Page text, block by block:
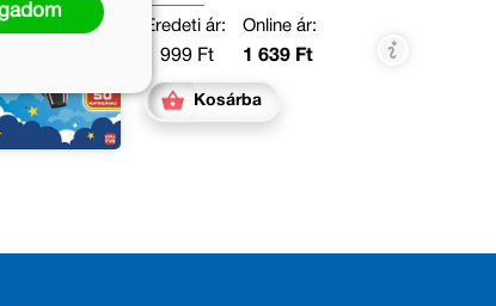
Eredeti ár:
1 999 Ft
Online ár:
1 639 Ft
Kosárba